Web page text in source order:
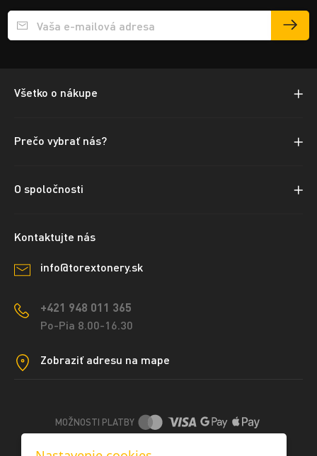
Přihlášení e-mailu k odběru
Všetko o nákupe
Prečo vybrať nás?
O spoločnosti
Kontaktujte nás
info@torextonery.sk
+421 948 011 365
Po-Pia 8.00-16.30
Zobraziť adresu na mape
MOŽNOSTI PLATBY